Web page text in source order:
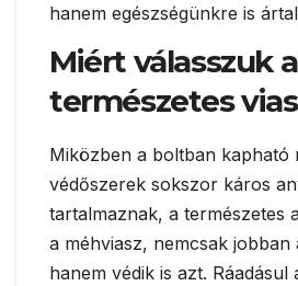
hanem egészségünkre is
Miért válasszuk a
természetes
Miközben a boltban kapható
védőszerek sokszor káros
tartalmaznak, a természetes
a méhviasz, nemcsak jobban
hanem védik is azt. Ráadásul